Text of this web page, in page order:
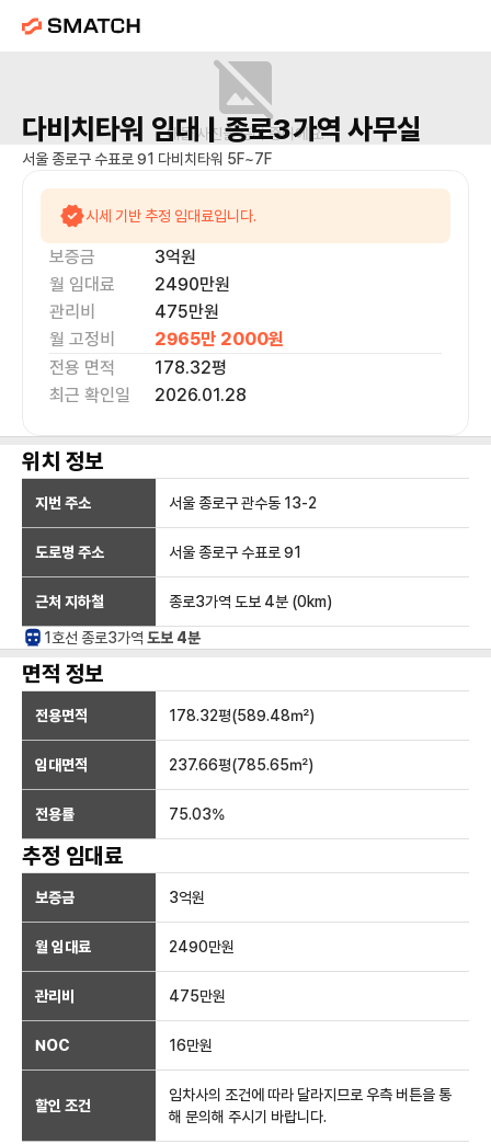
매물 사진을 준비 중이에요.
다비치타워 임대 | 종로3가역 사무실
서울 종로구 수표로 91 다비치타워 5F~7F
시세 기반 추정 임대료입니다.
보증금 3억원
월 임대료
2490만원
관리비
475만원
월 고정비
2965만 2000원
전용 면적
178.32평
최근 확인일
2026.01.28
위치 정보
지번 주소 서울 종로구 관수동 13-2
도로명 주소 서울 종로구 수표로 91
근처 지하철 종로3가역 도보 4분 (0km)
1호선 종로3가역 도보 4분
면적 정보
전용면적 178.32평(589.48㎡)
임대면적 237.66평(785.65㎡)
전용률 75.03%
추정 임대료
보증금 3억원
월 임대료 2490만원
관리비 475만원
NOC 16만원
할인 조건
임차사의 조건에 따라 달라지므로 우측 버튼을 통
해 문의해 주시기 바랍니다.